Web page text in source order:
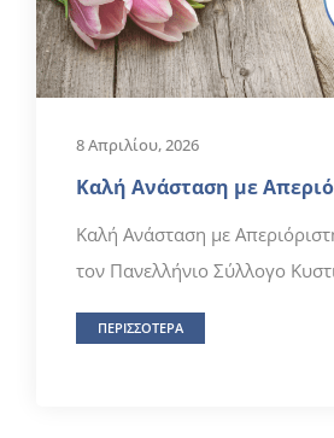
8 Απριλίου, 2026
Καλή Ανάσταση με
Καλή Ανάσταση με
τον Πανελλήνιο Σύλλογο
ΠΕΡΙΣΣΟΤΕΡΑ